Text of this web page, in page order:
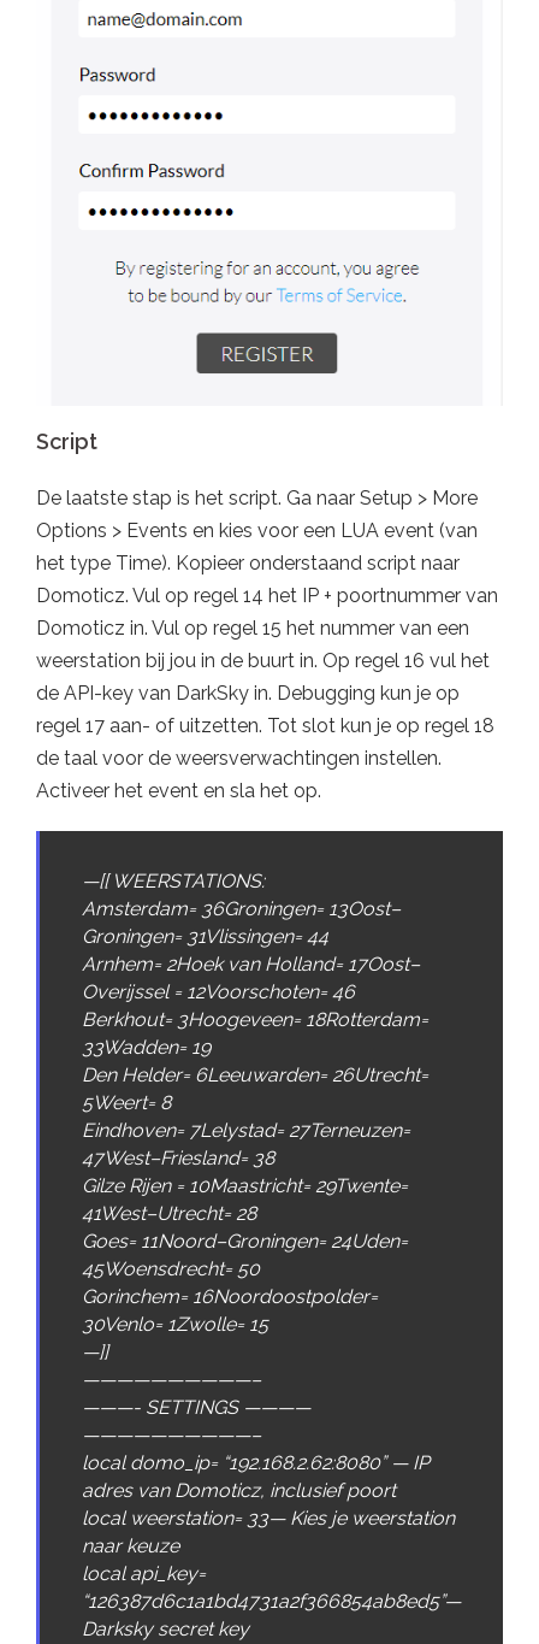
Script
De laatste stap is het script. Ga naar Setup > More
Options > Events en kies voor een LUA event (van
het type Time). Kopieer onderstaand script naar
Domoticz. Vul op regel 14 het IP + poortnummer van
Domoticz in. Vul op regel 15 het nummer van een
weerstation bij jou in de buurt in. Op regel 16 vul het
de API-key van DarkSky in. Debugging kun je op
regel 17 aan- of uitzetten. Tot slot kun je op regel 18
de taal voor de weersverwachtingen instellen.
Activeer het event en sla het op.
—[[WEERSTATIONS:
Amsterdam= 36Groningen= 13Oost–
Groningen= 31Vlissingen=44
Arnhem=2Hoek van Holland= 17Oost–
Overijssel= 12Voorschoten=46
Berkhout= 3Hoogeveen= 18Rotterdam=
33Wadden= 19
Den Helder= 6Leeuwarden=26Utrecht=
5Weert= 8
Eindhoven= 7Lelystad=27Terneuzen=
47West–Friesland= 38
Gilze Rijen= 10Maastricht=29Twente=
41West–Utrecht=28
Goes= 11Noord–Groningen=24Uden=
45Woensdrecht= 50
Gorinchem= 16Noordoostpolder=
30Venlo= 1Zwolle= 15
—]]
——————————–
———- SETTINGS————
——————————–
local domo_ip= “192.168.2.62:8080”— IP
adres van Domoticz, inclusiefpoort
local weerstation= 33— Kies je weerstation
naarkeuze
local api_key=
“126387d6c1a1bd4731a2f366854ab8ed5”—
Darksky secretkey